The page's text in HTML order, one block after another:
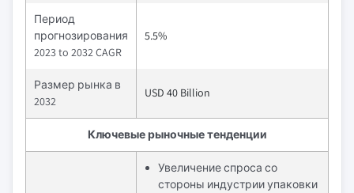
Период
прогнозирования
2023 to 2032 CAGR
5.5%
Размер рынка в
2032
USD 40 Billion
Ключевые рыночные тенденции
Увеличение спроса со
стороны индустрии упаковки